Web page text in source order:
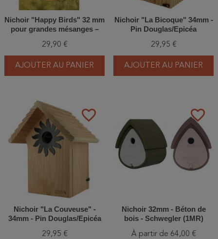
Nichoir "Happy Birds" 32 mm
pour grandes mésanges –
29,90 €
AJOUTER AU PANIER
Nichoir "La Bicoque" 34mm -
Pin Douglas/Epicéa
29,95 €
AJOUTER AU PANIER
favorite_border
Nichoir "La Couveuse" -
34mm - Pin Douglas/Epicéa
29,95 €
favorite_border
Nichoir 32mm - Béton de
bois - Schwegler (1MR)
À partir de 64,00 €